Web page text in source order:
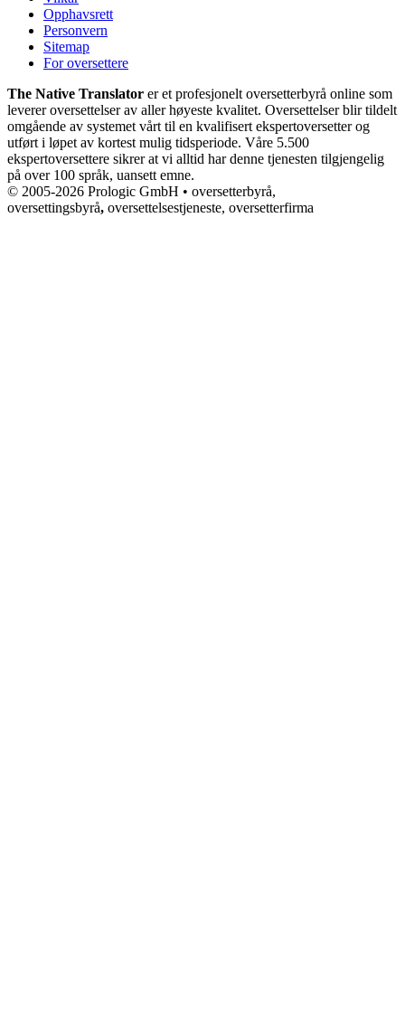
Opphavsrett
Personvern
Sitemap
For oversettere
The Native Translator er et profesjonelt oversetterbyrå online som
leverer oversettelser av aller høyeste kvalitet. Oversettelser blir tildelt
omgående av systemet vårt til en kvalifisert ekspertoversetter og
utført i løpet av kortest mulig tidsperiode. Våre 5.500
ekspertoversettere sikrer at vi alltid har denne tjenesten tilgjengelig
på over 100 språk, uansett emne.
© 2005-2026 Prologic GmbH • oversetterbyrå,
oversettingsbyrå, oversettelsestjeneste, oversetterfirma